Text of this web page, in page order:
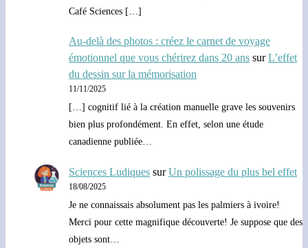
Café Sciences […]
Au-delà des photos : créez le carnet de voyage
émotionnel que vous chérirez dans 20 ans surL’effet
du dessin sur la mémorisation
11/11/2025
[…] cognitif lié à la création manuelle grave les souvenirs
bien plus profondément. En effet, selon une étude
canadienne publiée…
Sciences Ludiques surUn polissage du plus bel effet
18/08/2025
Je ne connaissais absolument pas les palmiers à ivoire!
Merci pour cette magnifique découverte! Je suppose que des
objets sont…